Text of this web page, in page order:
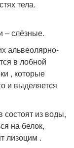
тела.
– слёзные.
альвеолярно-
в лобной
, которые
и выделяется
из воды,
на белок,
лизоцим .